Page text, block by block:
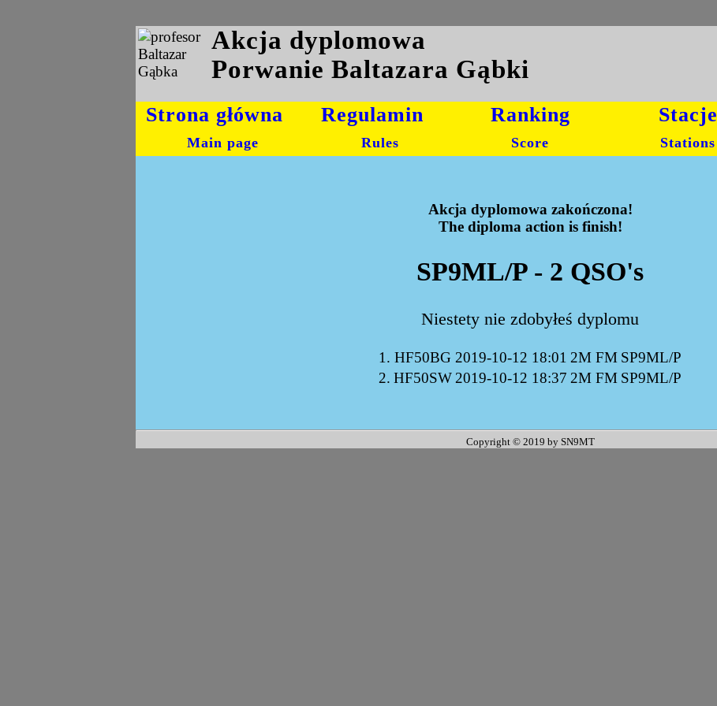
Akcja dyplomowa
Porwanie Baltazara Gąbki
Strona główna
Main page
Regulamin
Rules
Ranking
Score
Stacje
Stations
Akcja dyplomowa zakończona!
The diploma action is finish!
SP9ML/P - 2 QSO's
Niestety nie zdobyłeś dyplomu
1. HF50BG 2019-10-12 18:01 2M FM SP9ML/P
2. HF50SW2019-10-12 18:37 2M FM SP9ML/P
Copyright © 2019 by SN9MT